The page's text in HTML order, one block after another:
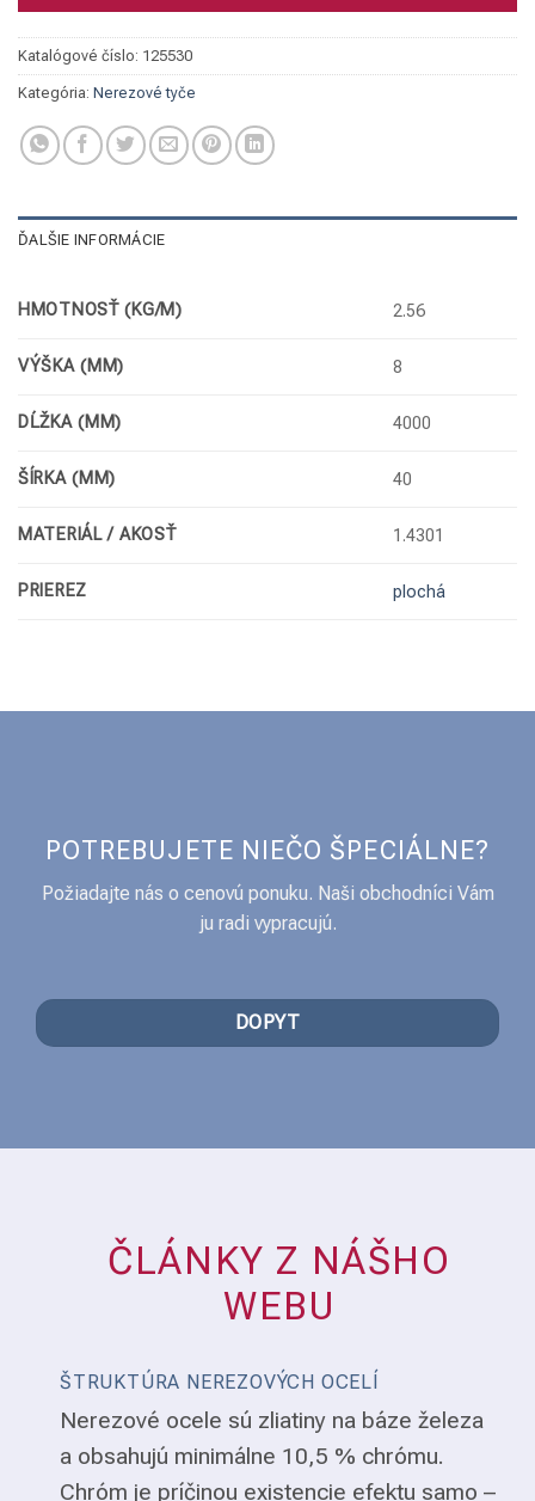
Katalógové číslo: 125530
Kategória: Nerezové tyče
ĎALŠIE INFORMÁCIE
HMOTNOSŤ (KG/M) 2.56
VÝŠKA (MM) 8
DĹŽKA (MM) 4000
ŠÍRKA (MM) 40
MATERIÁL / AKOSŤ 1.4301
PRIEREZ plochá
POTREBUJETE NIEČO ŠPECIÁLNE?
Požiadajte nás o cenovú ponuku. Naši obchodníci Vám
ju radi vypracujú.
DOPYT
ČLÁNKY Z NÁŠHO
WEBU
ŠTRUKTÚRA NEREZOVÝCH OCELÍ
Nerezové ocele sú zliatiny na báze železa
a obsahujú minimálne 10,5 % chrómu.
Chróm je príčinou existencie efektu samo –